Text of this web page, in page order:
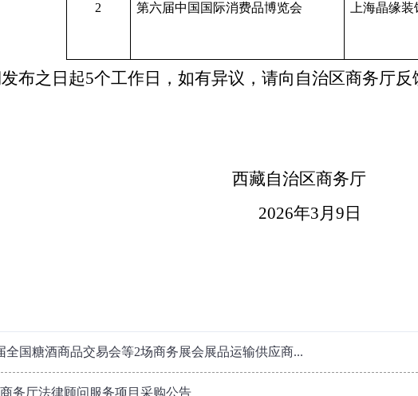
2 第六届中国国际消费品博览会 上海晶缘装
布之日起5个工作日，如有异议，请向自治区商务厅反
藏自治区商务厅
2026年3 月9日
全国糖酒商品交易会等2场商务展会展品运输供应商...
务厅法律顾问服务项目采购公告